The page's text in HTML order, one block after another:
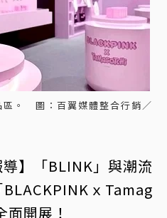
區。 圖：百翼媒體整合行銷／
導】「BLINK」與潮流
ｘTamag
開展！